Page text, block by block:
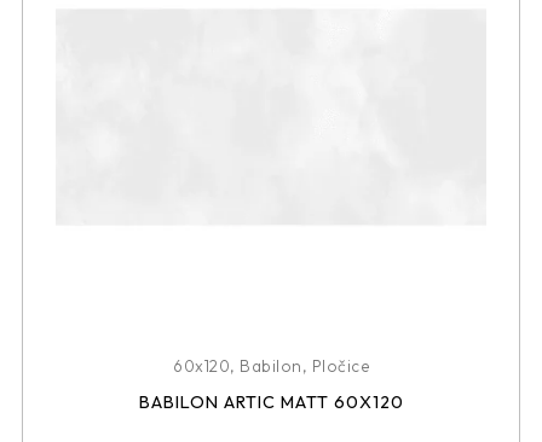
60x120, Babilon, Pločice
BABILON ARTIC MATT 60X120